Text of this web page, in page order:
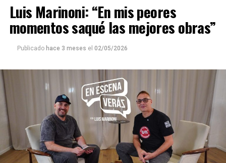
Luis Marinoni: “En mis peores
momentos saqué las mejores obras”
Publicado hace 3 meses el 02/05/2026